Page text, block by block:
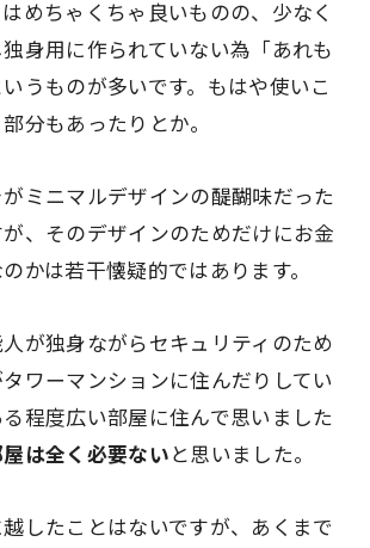
めちゃくちゃ良いものの、少なく
身用に作られていない為「あれも
うものが多いです。もはや使いこ
分もあったりとか。
ミニマルデザインの醍醐味だった
、そのデザインのためだけにお金
かは若干懐疑的ではあります。
が独身ながらセキュリティのため
ワーマンションに住んだりしてい
程度広い部屋に住んで思いました
は全く必要ないと思いました。
したことはないですが、あくまで